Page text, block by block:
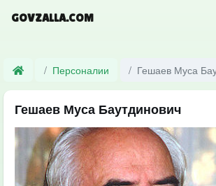
GOVZALLA.COM
Персоналии Гешаев Муса
Гешаев Муса Баутдинович